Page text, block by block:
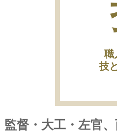
職
技
監督・大工・左官